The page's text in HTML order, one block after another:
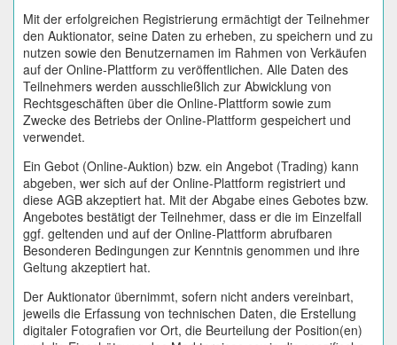
Mit der erfolgreichen Registrierung ermächtigt der Teilnehmer
den Auktionator, seine Daten zu erheben, zu speichern und zu
nutzen sowie den Benutzernamen im Rahmen von Verkäufen
auf der Online-Plattform zu veröffentlichen. Alle Daten des
Teilnehmers werden ausschließlich zur Abwicklung von
Rechtsgeschäften über die Online-Plattform sowie zum
Zwecke des Betriebs der Online-Plattform gespeichert und
verwendet.
Ein Gebot (Online-Auktion) bzw. ein Angebot (Trading) kann
abgeben, wer sich auf der Online-Plattform registriert und
diese AGB akzeptiert hat. Mit der Abgabe eines Gebotes bzw.
Angebotes bestätigt der Teilnehmer, dass er die im Einzelfall
ggf. geltenden und auf der Online-Plattform abrufbaren
Besonderen Bedingungen zur Kenntnis genommen und ihre
Geltung akzeptiert hat.
Der Auktionator übernimmt, sofern nicht anders vereinbart,
jeweils die Erfassung von technischen Daten, die Erstellung
digitaler Fotografien vor Ort, die Beurteilung der Position(en)